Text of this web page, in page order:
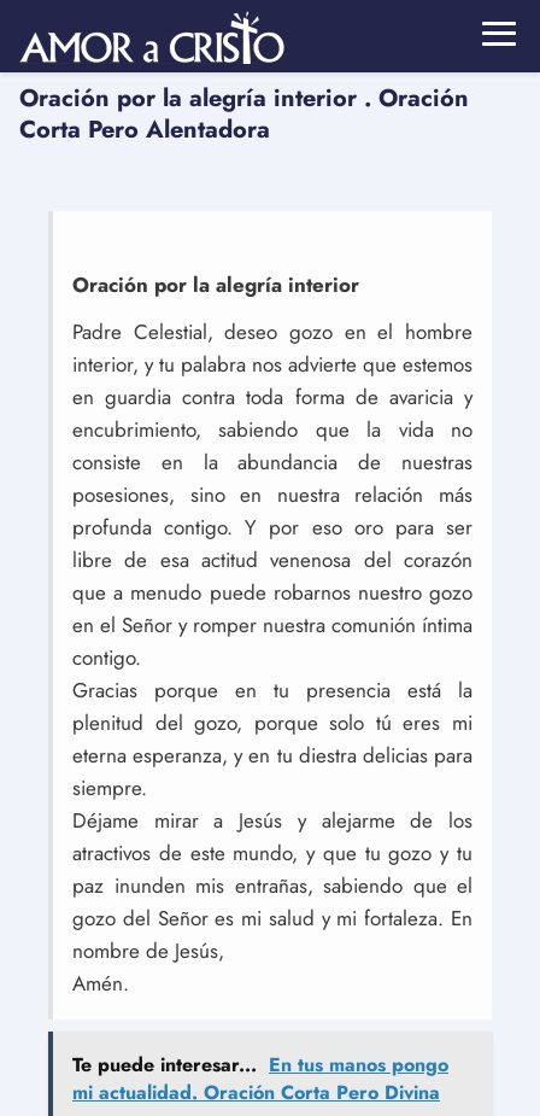
Oración por la alegría interior . Oración
Corta Pero Alentadora
Oración por la alegría interior
Padre Celestial, deseo gozo en el hombre
interior, y tu palabra nos advierte que estemos
en guardia contra toda forma de avaricia y
encubrimiento, sabiendo que la vida no
consiste en la abundancia de nuestras
posesiones, sino en nuestra relación más
profunda contigo. Y por eso oro para ser
libre de esa actitud venenosa del corazón
que a menudo puede robarnos nuestro gozo
en el Señor y romper nuestra comunión íntima
contigo.
Gracias porque en tu presencia está la
plenitud del gozo, porque solo tú eres mi
eterna esperanza, y en tu diestra delicias para
siempre.
Déjame mirar a Jesús y alejarme de los
atractivos de este mundo, y que tu gozo y tu
paz inunden mis entrañas, sabiendo que el
gozo del Señor es mi salud y mi fortaleza. En
nombre de Jesús,
Amén.
Te puede interesar... En tus manos pongo
mi actualidad. Oración Corta Pero Divina